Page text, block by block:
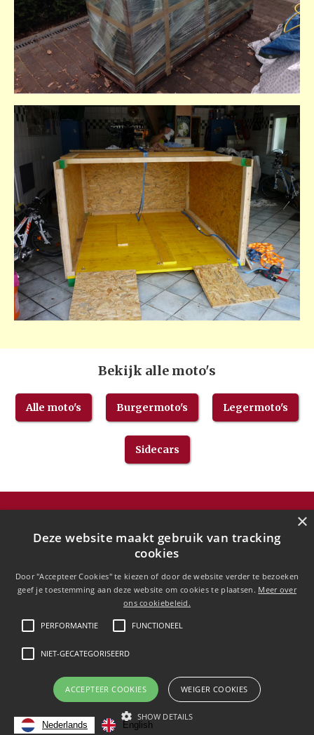
Bekijk alle moto's
Alle moto's Burgermoto's Legermoto's
Sidecars
HD-CLASSIC
Pandhoevestraat 79a
3128 Baal
T:+32(0)16 53 75 77
M:+32(0)477 88 81 84
info@hd-classic.be
Copyright © 2020 HD-Classic
Nederlands English
×
Deze website maakt gebruik van tracking
cookies
Door "Accepteer Cookies" te kiezen of door de website verder te bezoeken
geef je toestemming aan deze website om cookies te plaatsen. Meer over
ons cookiebeleid.
PERFORMANTIE FUNCTIONEEL
NIET-GECATEGORISEERD
ACCEPTEER COOKIES WEIGER COOKIES
SHOW DETAILS